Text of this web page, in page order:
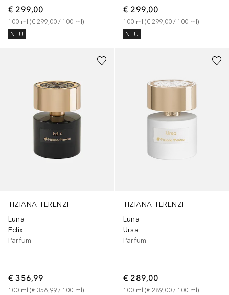
€ 299,00
100 ml (€ 299,00 / 100 ml)
NEU
€ 299,00
100 ml (€ 299,00 / 100 ml)
NEU
TIZIANA TERENZI
Luna
Eclix
Parfum
€ 356,99
100 ml (€ 356,99 / 100 ml)
TIZIANA TERENZI
Luna
Ursa
Parfum
€ 289,00
100 ml (€ 289,00 / 100 ml)